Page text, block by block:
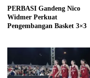
PERBASI Gandeng Nico
Widmer Perkuat
Pengembangan Basket 3×3